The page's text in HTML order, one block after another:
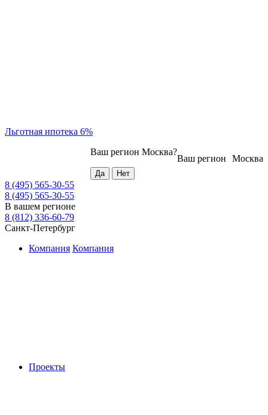
Льготная ипотека 6%
Москва
Ваш регион
Ваш регион Москва?
8 (495) 565-30-55
8 (495) 565-30-55
В вашем регионе
8 (812) 336-60-79
Санкт-Петербург
Компания Компания
Проекты